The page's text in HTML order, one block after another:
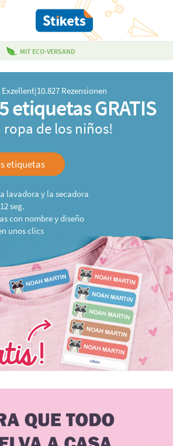
MIT ECO-VERSAND
Exzellent|10.827 Rezensionen
etiquetas GRATIS
ropa de los niños!
etiquetas
lavadora y la secadora
seg.
con nombre y diseño
unos clics